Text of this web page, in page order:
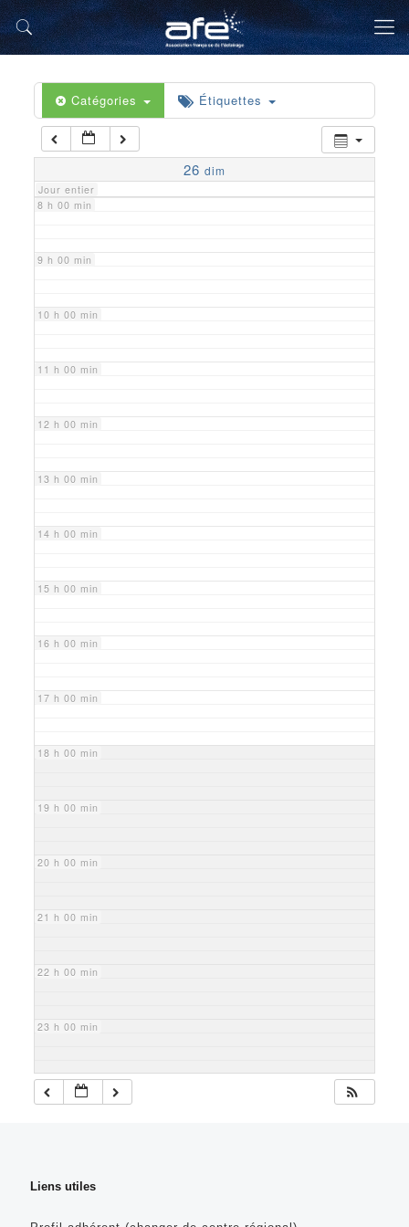
Catégories Étiquettes
26 dim
Jour entier
5 h 00 min
6 h 00 min
7 h 00 min
8 h 00 min
9 h 00 min
10 h 00 min
11 h 00 min
12 h 00 min
13 h 00 min
14 h 00 min
15 h 00 min
16 h 00 min
17 h 00 min
18 h 00 min
19 h 00 min
20 h 00 min
21 h 00 min
22 h 00 min
23 h 00 min
Liens utiles